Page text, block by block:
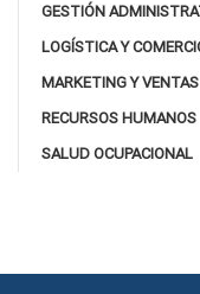
GESTIÓN
LOGÍSTICA Y
MARKETING Y VENTAS
RECURSOS HUMANOS
SALUD OCUPACIONAL